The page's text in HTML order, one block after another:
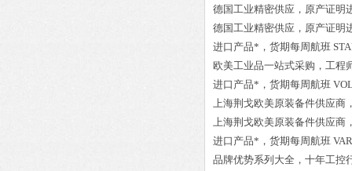
德国工业精密供应，原产证明
德国工业精密供应，原产证明
进口产品*，货期每周航班
欧美工业品一站式采购，工程
进口产品*，货期每周航班
上海荆戈欧美原装备件供应商
上海荆戈欧美原装备件供应商
进口产品*，货期每周航班
品牌优势系列大全，十年工控